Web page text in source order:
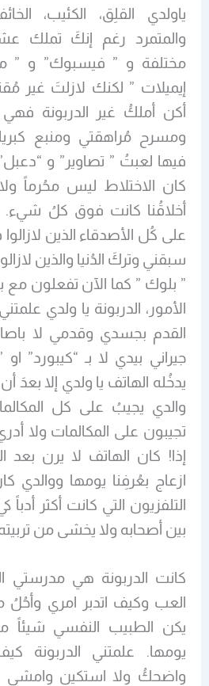
ياولدي القلِق، الكئيب،
والمتمرد رغم إنكَ تملك
مختلفة و ” فيسبوك” و ”
إيميلات ” لكنك لازلتَ غير
أكن أملكُ غير الدربونة
ومسرح مُراهقتي ومنبع
فيها لعبتُ ” تصاوير” و
كان الاختلاط ليس محُرماً
أخلاقُنا كانت فوق كلُ شيء.
على كُل الأصدقاء الذين
سبقني وتركَ الدُنيا والذين
” بلوك ” كما الآن تفعلون
الأمور، الدربونة يا ولدي
القدم بجسدي وقدمي لا
جيراني بيدي لا بـ “كيبورد”
يدخُله الهاتف يا ولدي إلا بعدَ
والدي يجيبُ على كل
تجيبون على المكالمات ولا
إذا! كان الهاتف لا يرن بعد
ازعاج بعُرفِنا يومها ووالدي
التلفزيون التي كانت أكثر
بين أصحابه ولا يخشى من
كانت الدربونة هي مدرستي
العب وكيف اتدبر امري
يكن الطبيب النفسي شيئاً
يومها. علمتني الدربونة
واضحكُ ولا استكين وامشي